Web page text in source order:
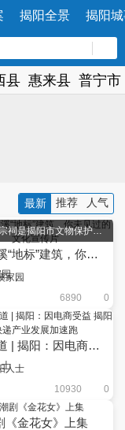
揭阳全景 揭阳
县 惠来县 普宁市
最新 推荐 人气
揭阳李氏宗祠是揭阳市文物保护单位
揭西大溪“地标”建筑，你未见过的文化宣传片
家园
6890 0
央视报道 | 揭阳：因电商受益 揭阳快递产业发展加速跑
人士
10930 0
《金花女》上集